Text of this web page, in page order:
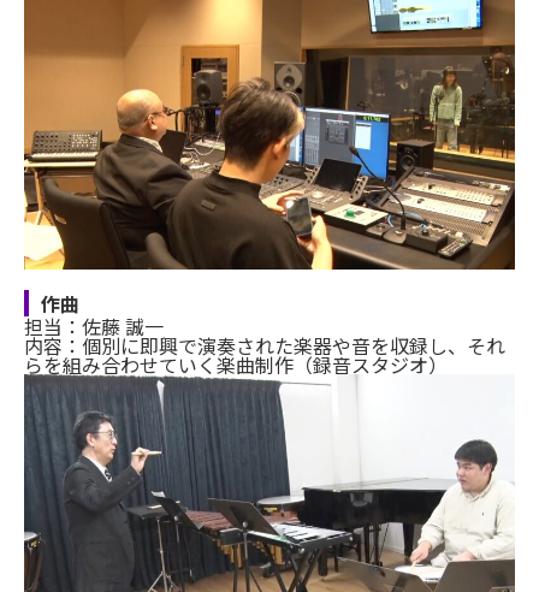
作曲
担当：佐藤 誠一
内容：個別に即興で演奏された楽器や音を収録し、それ
らを組み合わせていく楽曲制作（録音スタジオ）